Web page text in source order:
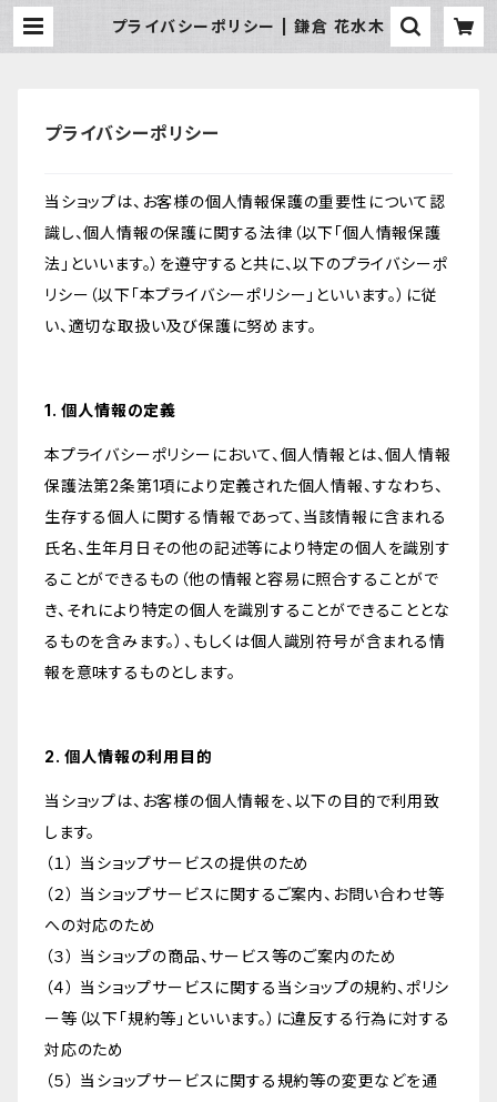
プライバシーポリシー | 鎌倉 花水木
プライバシーポリシー
当ショップは、お客様の個人情報保護の重要性について認
識し、個人情報の保護に関する法律（以下「個人情報保護
法」といいます。）を遵守すると共に、以下のプライバシーポ
リシー（以下「本プライバシーポリシー」といいます。）に従
い、適切な取扱い及び保護に努めます。
1. 個人情報の定義
本プライバシーポリシーにおいて、個人情報とは、個人情報
保護法第2条第1項により定義された個人情報、すなわち、
生存する個人に関する情報であって、当該情報に含まれる
氏名、生年月日その他の記述等により特定の個人を識別す
ることができるもの（他の情報と容易に照合することがで
き、それにより特定の個人を識別することができることとな
るものを含みます。）、もしくは個人識別符号が含まれる情
報を意味するものとします。
2. 個人情報の利用目的
当ショップは、お客様の個人情報を、以下の目的で利用致
します。
（１） 当ショップサービスの提供のため
（２） 当ショップサービスに関するご案内、お問い合わせ等
への対応のため
（３） 当ショップの商品、サービス等のご案内のため
（４） 当ショップサービスに関する当ショップの規約、ポリシ
ー等（以下「規約等」といいます。）に違反する行為に対する
対応のため
（５） 当ショップサービスに関する規約等の変更などを通